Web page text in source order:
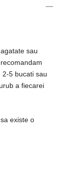
sau
5 bucati sau
a fiecarei
existe o